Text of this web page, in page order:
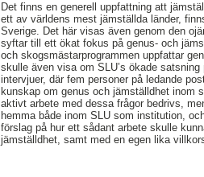
Det finns en generell uppfattning att
ett av världens mest jämställda länder,
Sverige. Det här visas även genom den
syftar till ett ökat fokus på genus- och
och skogsmästarprogrammen uppfattar
skulle även visa om SLU’s ökade
intervjuer, där fem personer på ledande
kunskap om genus och jämställdhet inom
aktivt arbete med dessa frågor bedrivs,
hemma både inom SLU som institution,
förslag på hur ett sådant arbete skulle
jämställdhet, samt med en egen lika